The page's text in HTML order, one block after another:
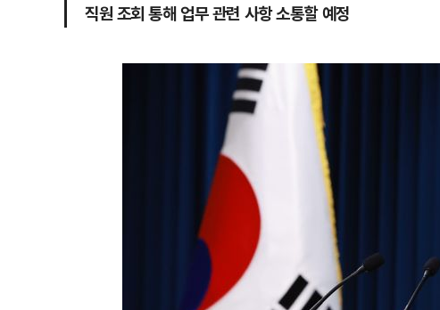
직원 조회 통해 업무 관련 사항 소통할 예정